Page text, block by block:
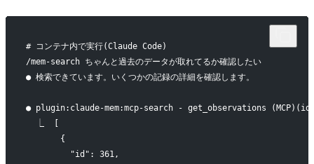
# コンテナ内で実行(Claude Code)
/mem-search ちゃんと過去のデータが取れてるか確認したい
● 検索できています。いくつかの記録の詳細を確認します。
● plugin:claude-mem:mcp-search - get_observations
       {
         "id": 361,